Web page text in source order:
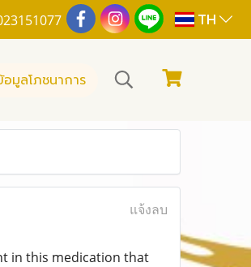
TH
อมูลโภชนาการ
แจ้งลบ
in this medication that